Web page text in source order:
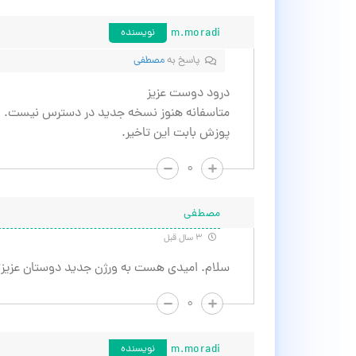
m.moradi
نویسنده
پاسخ بهمصطفی
درود دوست عزیز
متاسفانه هنوز نسخه جدید در دسترس نیست.
پوزش بابت این تاخیر.
۰
مصطفی
سلام. امیدی هست به ورژن جدید دوستان
۰
m.moradi
نویسنده